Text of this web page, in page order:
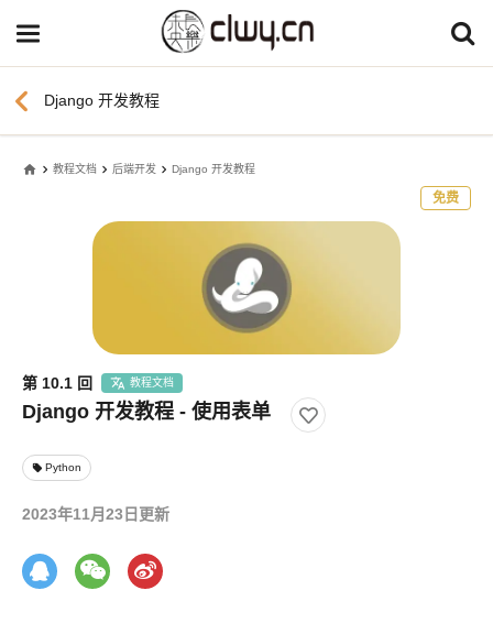
chevron_left Django 开发教程
home 教程文档 后端开发 Django 开发教程
免费
第 10.1 回 教程文档
Django 开发教程 - 使用表单
local_offer Python
2023年11月23日更新